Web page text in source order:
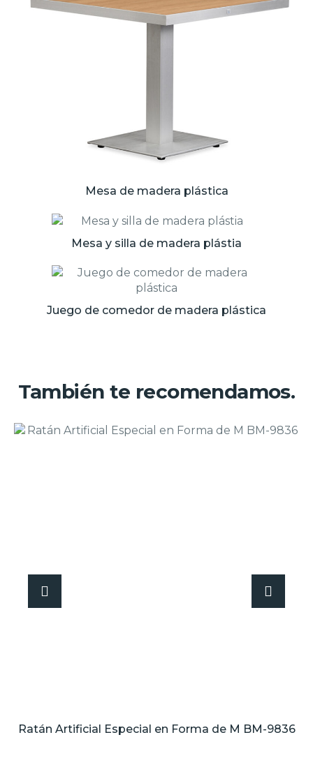
Mesa de madera plástica
Mesa y silla de madera plástia
Juego de comedor de madera plástica
También te recomendamos.
Ratán Artificial Especial en Forma de M BM-9836